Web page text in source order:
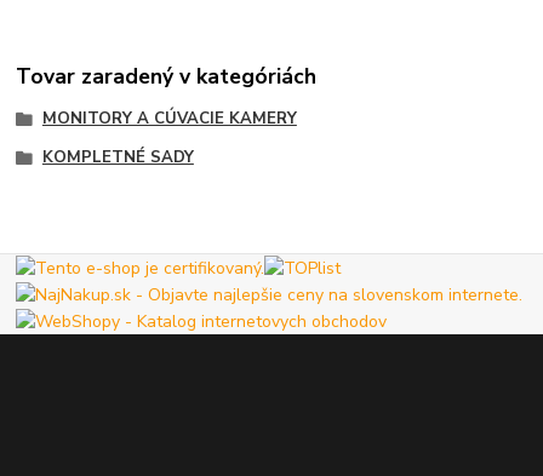
Tovar zaradený v kategóriách
MONITORY A CÚVACIE KAMERY
KOMPLETNÉ SADY